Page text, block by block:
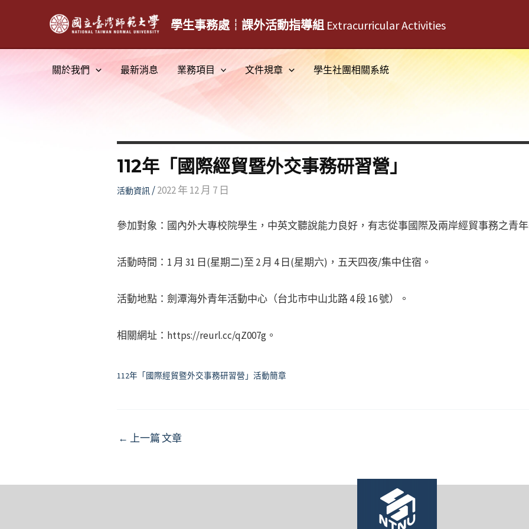
學生事務處┆課外活動指導組 Extracurricular Activities
關於我們 最新消息 業務項目 文件規章 學生社團相關系統
112年「國際經貿暨外交事務研習營」
活動資訊/2022 年 12 月 7 日
參加對象：國內外大專校院學生，中英文聽說能力良好，有志從事國際及兩岸經貿事務之青年
活動時間：1 月 31 日(星期二)至 2 月 4 日(星期六)，五天四夜/集中住宿。
活動地點：劍潭海外青年活動中心（台北市中山北路 4 段 16 號）。
相關網址：https://reurl.cc/qZ007g。
112年「國際經貿暨外交事務研習營」活動簡章
Post
← 上一篇 文章